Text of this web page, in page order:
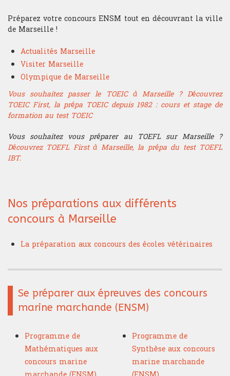
Préparez votre concours ENSM tout en découvrant la ville
de Marseille !
Actualités Marseille
Visiter Marseille
Olympique de Marseille
Vous souhaitez passer le TOEIC à Marseille ? Découvrez
TOEIC First, la prépa TOEIC depuis 1982 : cours et stage de
formation au test TOEIC
Vous souhaitez vous préparer au TOEFL sur Marseille ?
Découvrez TOEFL First à Marseille, la prépa du test TOEFL
IBT.
Nos préparations aux différents
concours à Marseille
La préparation aux concours des écoles vétérinaires
Se préparer aux épreuves des concours
marine marchande (ENSM)
Programme de
Mathématiques aux
concours marine
Programme de
Synthèse aux concours
marine marchande